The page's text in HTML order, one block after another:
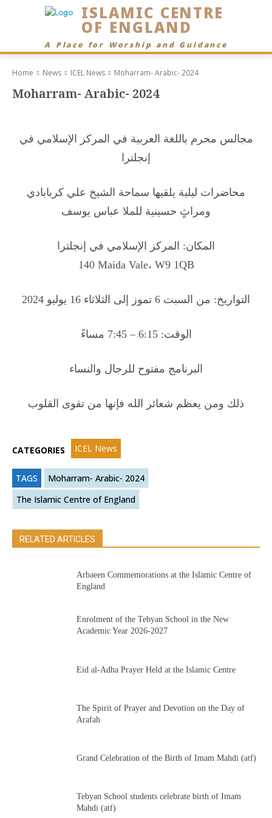
ISLAMIC CENTRE
OF ENGLAND
A Place for Worship and Guidance
Home News ICEL News Moharram- Arabic- 2024
Moharram- Arabic- 2024
مجالس محرم باللغة العربية في المركز الإسلامي في
إنجلترا
محاضرات ليلية يلقيها سماحة الشيخ علي كربابادي
ومراثٍ حسينية للملا عباس يوسف
المكان: المركز الإسلامي في إنجلترا
140 Maida Vale، W9 1QB
التواريخ: من السبت 6 تموز إلى الثلاثاء 16 يوليو 2024
الوقت: 6:15 – 7:45 مساءً
‏البرنامج مفتوح للرجال والنساء
ذلك ومن يعظم شعائر الله فإنها من تقوى القلوب
CATEGORIES ICEL News
TAGS
Moharram- Arabic- 2024
The Islamic Centre of England
RELATED ARTICLES
Arbaeen Commemorations at the Islamic Centre of
England
Enrolment of the Tebyan School in the New
Academic Year 2026-2027
Eid al-Adha Prayer Held at the Islamic Centre
The Spirit of Prayer and Devotion on the Day of
Arafah
Grand Celebration of the Birth of Imam Mahdi (atf)
Tebyan School students celebrate birth of Imam
Mahdi (atf)